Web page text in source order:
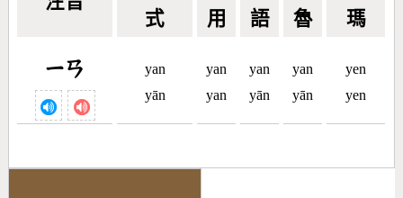
式 用 語 魯 瑪
ㄧㄢ
yan
yān
yan
yan
yan
yān
yan
yān
yen
yen